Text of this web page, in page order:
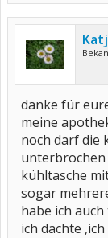
danke für
meine
noch darf die
unterbrochen
kühltasche
sogar
habe ich
ich dachte